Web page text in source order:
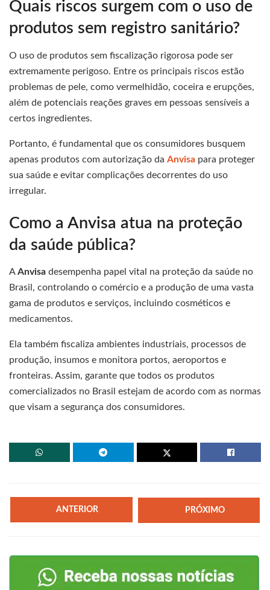
Quais riscos surgem com o uso de
produtos sem registro sanitário?
O uso de produtos sem fiscalização rigorosa pode ser
extremamente perigoso. Entre os principais riscos estão
problemas de pele, como vermelhidão, coceira e erupções,
além de potenciais reações graves em pessoas sensíveis a
certos ingredientes.
Portanto, é fundamental que os consumidores busquem
apenas produtos com autorização da Anvisa para proteger
sua saúde e evitar complicações decorrentes do uso
irregular.
Como a Anvisa atua na proteção
da saúde pública?
AAnvisa desempenha papel vital na proteção da saúde no
Brasil, controlando o comércio e a produção de uma vasta
gama de produtos e serviços, incluindo cosméticos e
medicamentos.
Ela também fiscaliza ambientes industriais, processos de
produção, insumos e monitora portos, aeroportos e
fronteiras. Assim, garante que todos os produtos
comercializados no Brasil estejam de acordo com as normas
que visam a segurança dos consumidores.
ANTERIOR PRÓXIMO